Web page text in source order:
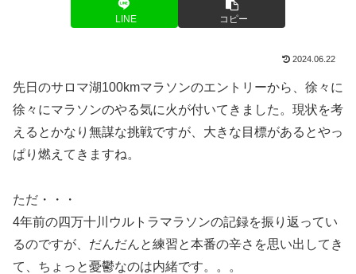
LINE コピー
2024.06.22
先日のサロマ湖100kmマラソンのエントリーから、徐々に
徐々にマラソンのやる気に火が付いてきました。現状を考
えるとかなり無謀な挑戦ですが、大きな目標があるとやっ
ぱり燃えてきますね。
ただ・・・
4年前の四万十川ウルトラマラソンの記録を振り返ってい
るのですが、だんだんと練習と本番の辛さを思い出してき
て、ちょっと憂鬱なのは内緒です。。。